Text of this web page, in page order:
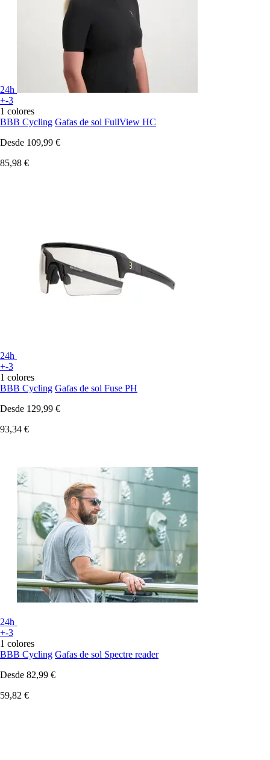
24h
+-3
1 colores
BBB Cycling Gafas de sol FullView HC
Desde 109,99 €
85,98 €
24h
+-3
1 colores
BBB Cycling Gafas de sol Fuse PH
Desde 129,99 €
93,34 €
24h
+-3
1 colores
BBB Cycling Gafas de sol Spectre reader
Desde 82,99 €
59,82 €